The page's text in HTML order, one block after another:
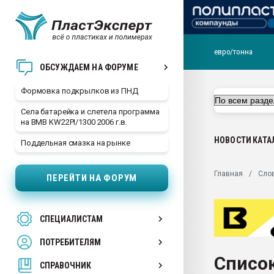
ОБСУЖДАЕМ НА ФОРУМЕ
Формовка подкрылков из ПНД
Села батарейка и слетела программа
на BMB KW22PI/1300 2006 г.в.
Поддельная смазка на рынке
ПЕРЕЙТИ НА ФОРУМ
СПЕЦИАЛИСТАМ
ПОТРЕБИТЕЛЯМ
СПРАВОЧНИК
29.07.2026 ФРП помог
Вакуум-формовочные
ближайшее
28.07.2026
первый план в
ситуацией на
евро/тонна
НОВОСТИ
Главная